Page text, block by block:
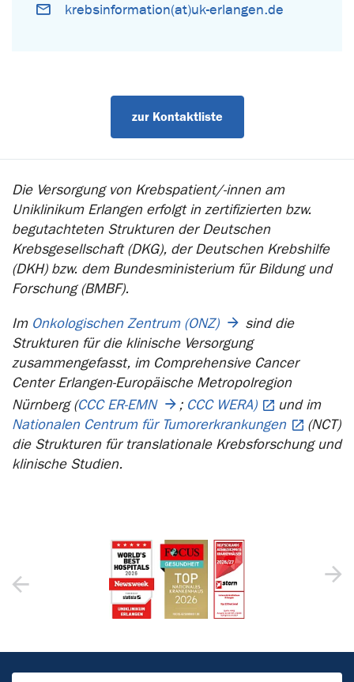
krebsinformation(at)uk-erlangen.de
zur Kontaktliste
Die Versorgung von Krebspatient/-innen am
Uniklinikum Erlangen erfolgt in zertifizierten bzw.
begutachteten Strukturen der Deutschen
Krebsgesellschaft (DKG), der Deutschen Krebshilfe
(DKH) bzw. dem Bundesministerium für Bildung und
Forschung (BMBF).
Im Onkologischen Zentrum (ONZ)
sind die
Strukturen für die klinische Versorgung
zusammengefasst, im Comprehensive Cancer
Center Erlangen-Europäische Metropolregion
Nürnberg (CCC ER-EMN ; CCC WERA)
und im
Nationalen Centrum für Tumorerkrankungen
(NCT)
die Strukturen für translationale Krebsforschung und
klinische Studien.